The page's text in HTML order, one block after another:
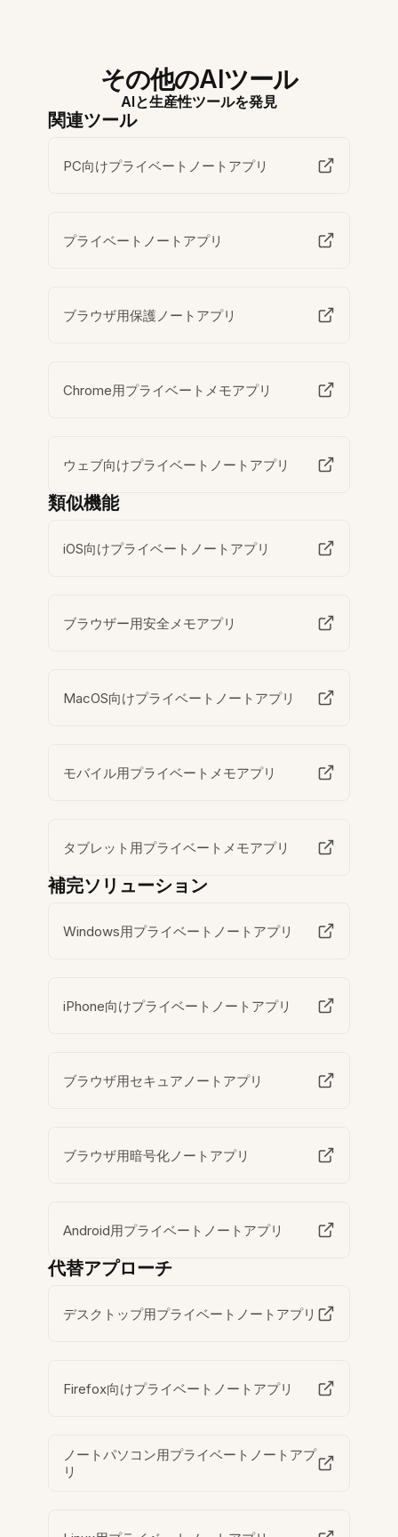
その他のAIツール
AIと生産性ツールを発見
関連ツール
PC向けプライベートノートアプリ
プライベートノートアプリ
ブラウザ用保護ノートアプリ
Chrome用プライベートメモアプリ
ウェブ向けプライベートノートアプリ
類似機能
iOS向けプライベートノートアプリ
ブラウザー用安全メモアプリ
MacOS向けプライベートノートアプリ
モバイル用プライベートメモアプリ
タブレット用プライベートメモアプリ
補完ソリューション
Windows用プライベートノートアプリ
iPhone向けプライベートノートアプリ
ブラウザ用セキュアノートアプリ
ブラウザ用暗号化ノートアプリ
Android用プライベートノートアプリ
代替アプローチ
デスクトップ用プライベートノートアプリ
Firefox向けプライベートノートアプリ
ノートパソコン用プライベートノートアプ
リ